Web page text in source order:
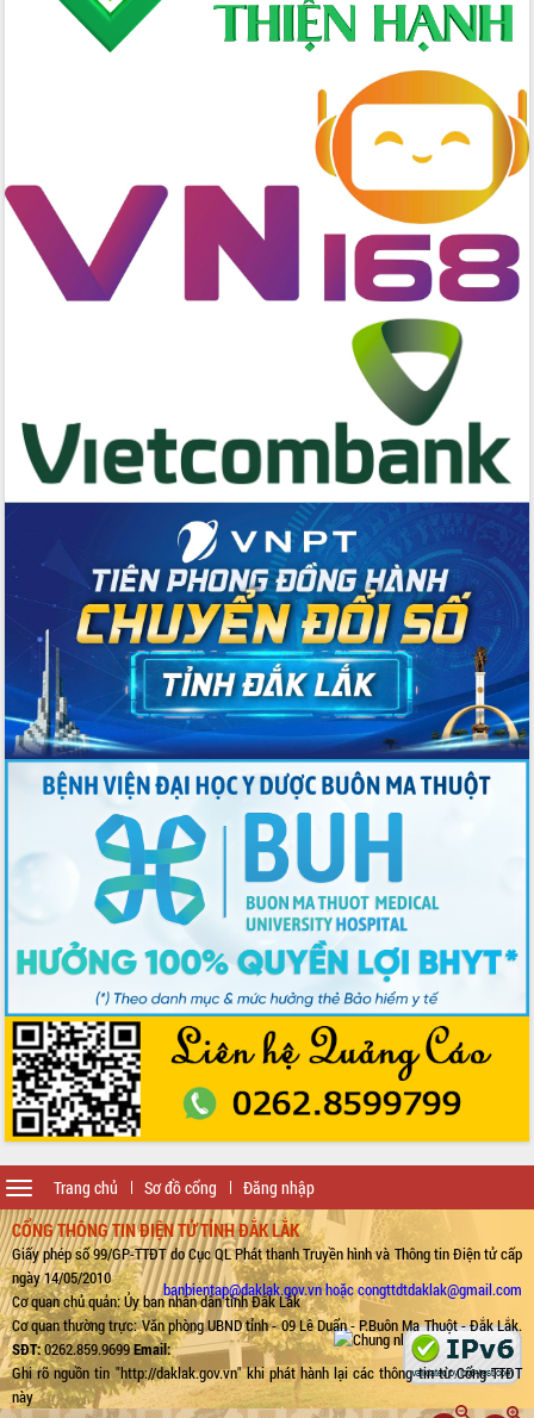
Trang chủ Sơ đồ cổng Đăng nhập
Toggle
navigation
CỔNG THÔNG TIN ĐIỆN TỬ TỈNH ĐẮK LẮK
Giấy phép số 99/GP-TTĐT do Cục QL Phát thanh Truyền hình và Thông tin Điện tử cấp
ngày 14/05/2010
Cơ quan chủ quản: Ủy ban nhân dân tỉnh Đắk Lắk
Cơ quan thường trực: Văn phòng UBND tỉnh - 09 Lê Duẩn - P.Buôn Ma Thuột - Đắk Lắk.
SĐT:0262.859.9699Email:
banbientap@daklak.gov.vn hoặc congttdtdaklak@gmail.com
Ghi rõ nguồn tin "http://daklak.gov.vn" khi phát hành lại các thông tin từ Cổng TTĐT
này